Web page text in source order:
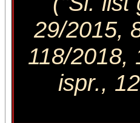
29/2015,
118/2018,
ispr.,